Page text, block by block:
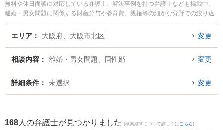
無料や休日面談に対応している弁護士、解決事例を持つ弁護士なども掲載中。
離婚・男女問題に関係する財産分与や養育費、親権等の細かな分野での絞り込
み検索もでき便利です。特に東山法律事務所の東山 俊弁護士やWILL法律事務所
の中野 希美弁護士、WILL法律事務所の清水 伸賢弁護士のプロフィール情報や
決の実績豊富な近くの弁護士を検索したい』『初回相談無料で同性婚を法律相
談できる大阪市北区内の弁護士に相談予約したい』などでお困りの相談者さん
におすすめです。
エリア 大阪府、大阪市北区 変更
相談内容 離婚・男女問題、同性婚 変更
詳細条件 未選択 変更
168 人の弁護士が見つかりました (検索結果について詳しくは こちら)